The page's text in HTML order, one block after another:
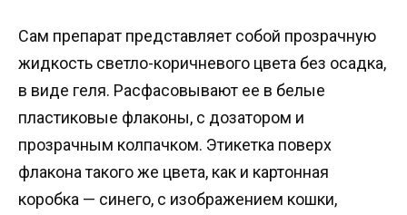
Сам препарат представляет собой прозрачную
жидкость светло-коричневого цвета без осадка,
в виде геля. Расфасовывают ее в белые
пластиковые флаконы, с дозатором и
прозрачным колпачком. Этикетка поверх
флакона такого же цвета, как и картонная
коробка — синего, с изображением кошки,